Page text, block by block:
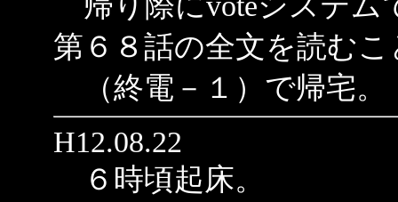
第６８話の全文を読む
（終電－１）で帰宅。
H12.08.22
６時頃起床。